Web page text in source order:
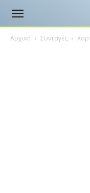
Αρχική Συνταγές